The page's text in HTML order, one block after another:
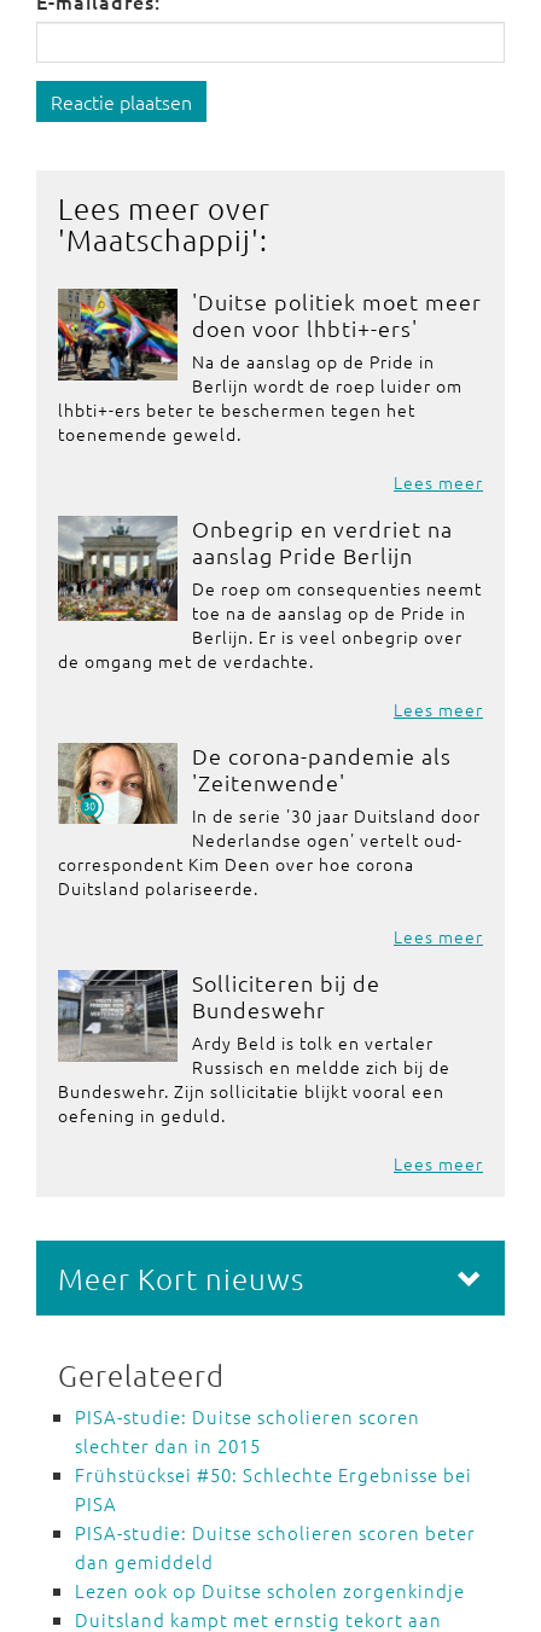
Reactie plaatsen
Lees meer over
'Maatschappij':
'Duitse politiek moet meer
doen voor lhbti+-ers'
Na de aanslag op de Pride in
Berlijn wordt de roep luider om
lhbti+-ers beter te beschermen tegen het
toenemende geweld.
Lees meer
Onbegrip en verdriet na
aanslag Pride Berlijn
De roep om consequenties neemt
toe na de aanslag op de Pride in
Berlijn. Er is veel onbegrip over
de omgang met de verdachte.
Lees meer
De corona-pandemie als
'Zeitenwende'
In de serie '30 jaar Duitsland door
Nederlandse ogen' vertelt oud-
correspondent Kim Deen over hoe corona
Duitsland polariseerde.
Lees meer
Solliciteren bij de
Bundeswehr
Ardy Beld is tolk en vertaler
Russisch en meldde zich bij de
Bundeswehr. Zijn sollicitatie blijkt vooral een
oefening in geduld.
Lees meer
Meer Kort nieuws
Gerelateerd
PISA-studie: Duitse scholieren scoren
slechter dan in 2015
Frühstücksei #50: Schlechte Ergebnisse bei
PISA
PISA-studie: Duitse scholieren scoren beter
dan gemiddeld
Lezen ook op Duitse scholen zorgenkindje
Duitsland kampt met ernstig tekort aan